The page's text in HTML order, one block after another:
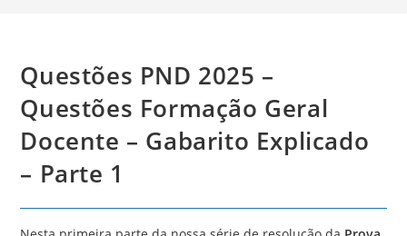
Questões PND 2025 –
Questões Formação Geral
Docente – Gabarito Explicado
– Parte 1